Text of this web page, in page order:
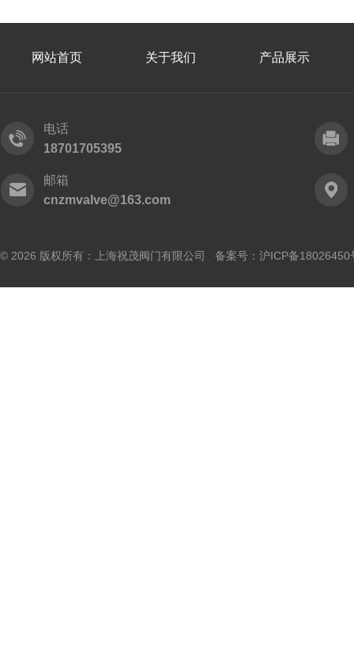
网站首页 关于我们 产品展示
电话
18701705395
邮箱
cnzmvalve@163.com
© 2026 版权所有：上海祝茂阀门有限公司 备案号： 沪ICP备18026450